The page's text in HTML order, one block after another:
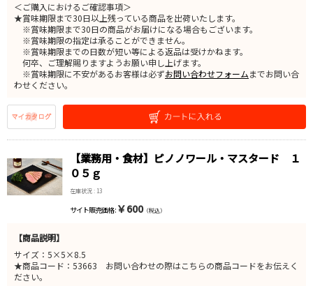
＜ご購入におけるご確認事項＞
★賞味期限まで30日以上残っている商品を出荷いたします。
※賞味期限まで30日の商品がお届けになる場合もございます。
※賞味期限の指定は承ることができません。
※賞味期限までの日数が短い等による返品は受けかねます。
何卒、ご理解賜りますようお願い申し上げます。
※賞味期限に不安があるお客様は必ずお問い合わせフォームまでお問い合
わせください。
【業務用・食材】ピノノワール・マスタード １
０５ｇ
在庫状況 : 13
サイト販売価格 : ￥600（税込）
【商品説明】
サイズ：5×5×8.5
★商品コード：53663 お問い合わせの際はこちらの商品コードをお伝えく
ださい。